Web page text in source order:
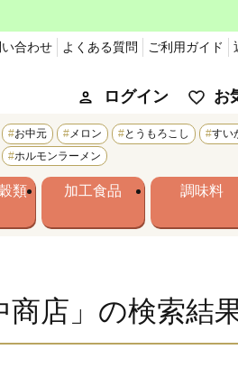
合わせ よくある質問 ご利用ガイド
ログイン お
お中元 メロン とうもろこし すい
ホルモンラーメン
類 加工食品 調味料
商店」の検索結